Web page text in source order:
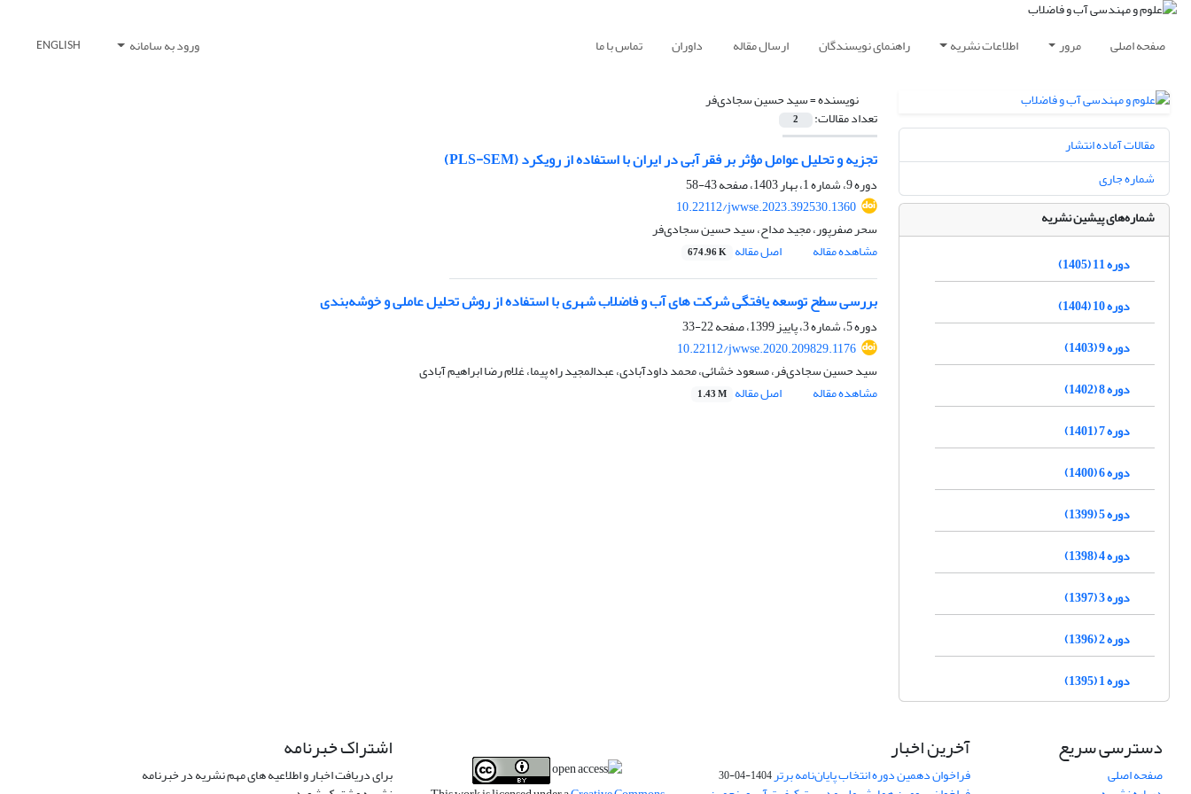
صفحه اصلی مرور اطلاعات نشریه راهنمای نویسندگان ارسال مقاله داوران تماس با ما ورود به سامانه ENGLISH
نویسنده =سید حسین سجادی‌فر
تعداد مقالات: 2
تجزیه و تحلیل عوامل مؤثر بر فقر آبی در ایران با استفاده از رویکرد (PLS-SEM)
دوره 9، شماره 1، بهار 1403، صفحه
43-58
10.22112/jwwse.2023.392530.1360
سحر صفرپور، مجید مداح، سید حسین سجادی‌فر
مشاهده مقاله
اصل مقاله 674.96 K
بررسی سطح توسعه ‏یافتگی شرکت های آب و فاضلاب شهری با استفاده از روش تحلیل عاملی و خوشه‌بندی
دوره 5، شماره 3، پاییز 1399، صفحه
22-33
10.22112/jwwse.2020.209829.1176
سید حسین سجادی‌فر، مسعود خشائی، محمد داودآبادی، عبدالمجید راه پیما، غلام رضا ابراهیم آبادی
مشاهده مقاله
اصل مقاله 1.43 M
مقالات آماده انتشار
شماره جاری
شماره‌های پیشین نشریه
دوره 11 (1405)
دوره 10 (1404)
دوره 9 (1403)
دوره 8 (1402)
دوره 7 (1401)
دوره 6 (1400)
دوره 5 (1399)
دوره 4 (1398)
دوره 3 (1397)
دوره 2 (1396)
دوره 1 (1395)
دسترسی سریع
صفحه اصلی
آخرین اخبار
فراخوان دهمین دوره انتخاب پایان‌نامه برتر1404-04-30
اشتراک خبرنامه
برای دریافت اخبار و اطلاعیه های مهم نشریه در خبرنامه